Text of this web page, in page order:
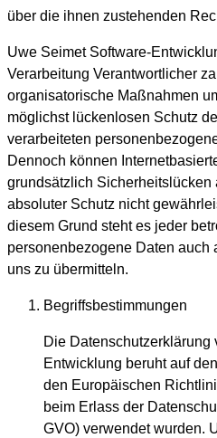
über die ihnen zustehenden
Uwe Seimet Software-
Verarbeitung Verantwortlicher
organisatorische Maßnahmen
möglichst lückenlosen Schutz
verarbeiteten
Dennoch können
grundsätzlich Sicherheitslücken
absoluter Schutz nicht
diesem Grund steht es jeder
personenbezogene Daten auch
uns zu übermitteln.
Begriffsbestimmungen
Die
Entwicklung beruht auf
den Europäischen
beim Erlass der
GVO) verwendet wurden.